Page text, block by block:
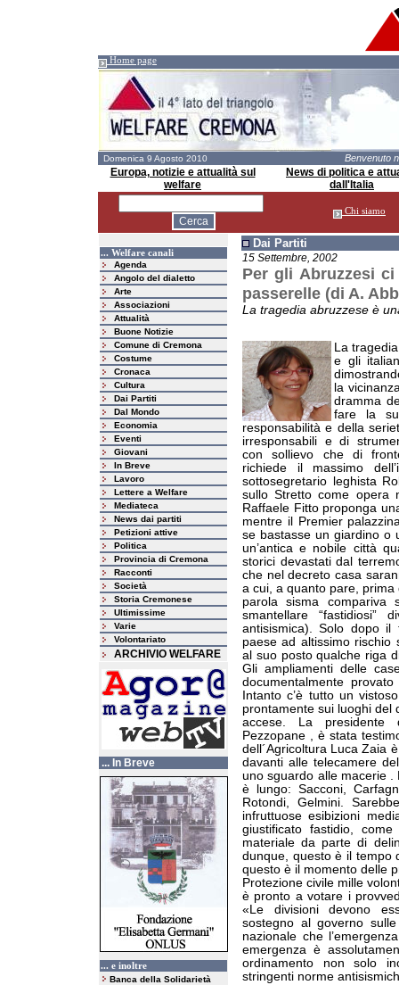
Home page
Domenica 9 Agosto 2010 Benvenuto
Europa, notizie e attualità sul
welfare
News di politica e
dall'Italia
Chi siamo
... Welfare canali
Agenda
Angolo del dialetto
Arte
Associazioni
Attualità
Buone Notizie
Comune di Cremona
Costume
Cronaca
Cultura
Dai Partiti
Dal Mondo
Economia
Eventi
Giovani
In Breve
Lavoro
Lettere a Welfare
Mediateca
News dai partiti
Petizioni attive
Politica
Provincia di Cremona
Racconti
Società
Storia Cremonese
Ultimissime
Varie
Volontariato
ARCHIVIO WELFARE
... In Breve
... e inoltre
Banca della Solidarietà
Dai Partiti
15 Settembre, 2002
Per gli Abruzzesi
passerelle (di A.
La tragedia abruzzese è
La
e gli
la
dramma
fare la
responsabilità e della
irresponsabili e di
con sollievo che di
richiede il massimo
sottosegretario leghista
sullo Stretto come opera
Raffaele Fitto proponga
mentre il Premier
se bastasse un giardino o
un’antica e nobile città
storici devastati dal
che nel decreto casa
a cui, a quanto pare, prima
parola sisma
smantellare “fastidiosi”
antisismica). Solo dopo
paese ad altissimo rischio
al suo posto qualche riga
Gli ampliamenti delle
documentalmente
Intanto c’è tutto un
prontamente sui luoghi del
accese. La presidente
Pezzopane , è stata
dell´Agricoltura Luca Zaia
davanti alle telecamere
uno sguardo alle macerie .
è lungo: Sacconi,
Rotondi, Gelmini.
infruttuose esibizioni
giustificato fastidio,
materiale da parte di
dunque, questo è il tempo
questo è il momento delle
Protezione civile mille
è pronto a votare i
«Le divisioni devono
sostegno al governo
nazionale che
emergenza è
ordinamento non solo
stringenti norme